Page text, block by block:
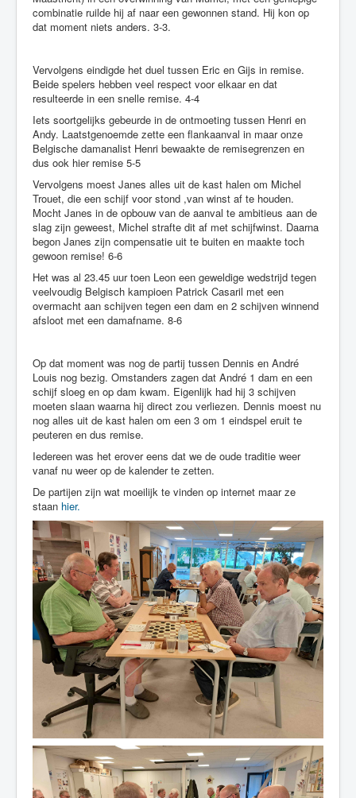
combinatie ruilde hij af naar een gewonnen stand. Hij kon op
dat moment niets anders. 3-3.
Vervolgens eindigde het duel tussen Eric en Gijs in remise.
Beide spelers hebben veel respect voor elkaar en dat
resulteerde in een snelle remise. 4-4
Iets soortgelijks gebeurde in de ontmoeting tussen Henri en
Andy. Laatstgenoemde zette een flankaanval in maar onze
Belgische damanalist Henri bewaakte de remisegrenzen en
dus ook hier remise 5-5
Vervolgens moest Janes alles uit de kast halen om Michel
Trouet, die een schijf voor stond ,van winst af te houden.
Mocht Janes in de opbouw van de aanval te ambitieus aan de
slag zijn geweest, Michel strafte dit af met schijfwinst. Daarna
begon Janes zijn compensatie uit te buiten en maakte toch
gewoon remise! 6-6
Het was al 23.45 uur toen Leon een geweldige wedstrijd tegen
veelvoudig Belgisch kampioen Patrick Casaril met een
overmacht aan schijven tegen een dam en 2 schijven winnend
afsloot met een damafname. 8-6
Op dat moment was nog de partij tussen Dennis en André
Louis nog bezig. Omstanders zagen dat André 1 dam en een
schijf sloeg en op dam kwam. Eigenlijk had hij 3 schijven
moeten slaan waarna hij direct zou verliezen. Dennis moest nu
nog alles uit de kast halen om een 3 om 1 eindspel eruit te
peuteren en dus remise.
Iedereen was het erover eens dat we de oude traditie weer
vanaf nu weer op de kalender te zetten.
De partijen zijn wat moeilijk te vinden op internet maar ze
staan hier.